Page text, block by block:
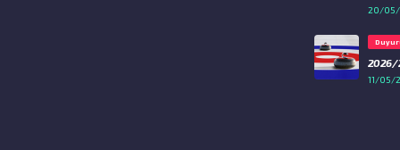
20/05/
2026/
11/05/